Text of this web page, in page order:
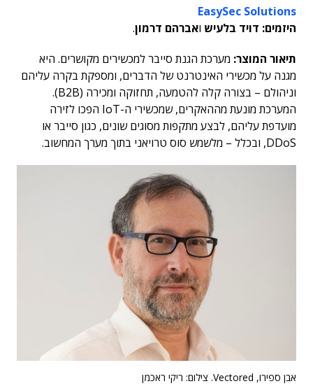
EasySec Solutions
היזמים: דויד בלעיש ואברהם דרמון.
תיאור המוצר: מערכת הגנת סייבר למכשירים מקושרים. היא
מגנה על מכשירי האינטרנט של הדברים, ומספקת בקרה עליהם
וניהולם – בצורה קלה להטמעה, תחזוקה ומכירה (B2B).
המערכת מונעת מההאקרים, שמכשירי ה-IoT הפכו לזירה
מועדפת עליהם, לבצע מתקפות מסוגים שונים, כגון סייבר או
DDoS, ובכלל – מלשמש סוס טרויאני בתוך מערך המחשוב.
אבן ספירו, Vectored. צילום: ריקי ראכמן